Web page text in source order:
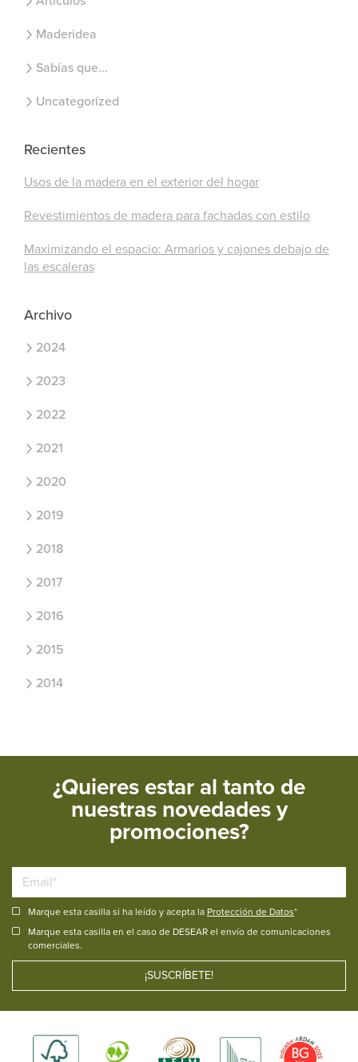
Maderidea
Sabías que...
Uncategorized
Recientes
Usos de la madera en el exterior del hogar
Revestimientos de madera para fachadas con estilo
Maximizando el espacio: Armarios y cajones debajo de
las escaleras
Archivo
2024
2023
2022
2021
2020
2019
2018
2017
2016
2015
2014
¿Quieres estar al tanto de
nuestras novedades y
promociones?
Marque esta casilla si ha leído y acepta la Protección de Datos*
Marque esta casilla en el caso de DESEAR el envío de comunicaciones
comerciales.